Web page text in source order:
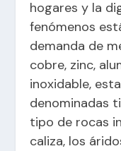
hogares y la
fenómenos
demanda de
cobre, zinc,
inoxidable,
denominadas
tipo de rocas
caliza, los